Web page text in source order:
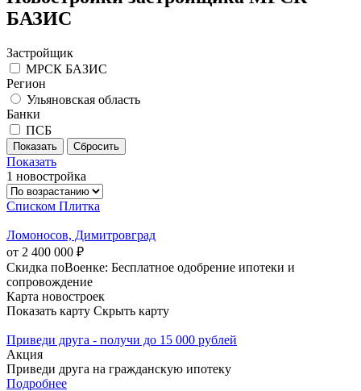
БАЗИС
Застройщик
МРСК БАЗИС
Регион
Ульяновская область
Банки
ПСБ
Показать
1 новостройка
Списком Плитка
Ломоносов, Димитровград
от 2 400 000 ₽
Скидка поВоенке: Бесплатное одобрение ипотеки и
сопровождение
Карта новостроек
Показать карту Скрыть карту
Приведи друга - получи до 15 000 рублей
Акция
Приведи друга на гражданскую ипотеку
Подробнее